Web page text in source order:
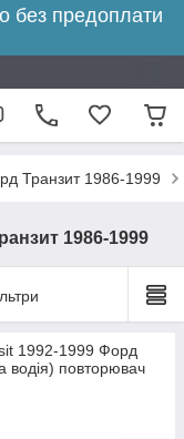
без предоплати
Транзит 1986-1999
1986-1999
1992-1999 Форд
водія) повторювач